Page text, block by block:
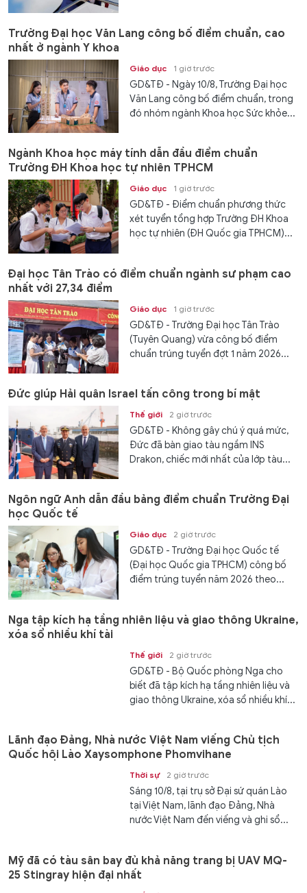
Trường Đại học Văn Lang công bố điểm chuẩn, cao
nhất ở ngành Y khoa
Giáo dục 1 giờ trước
GD&TĐ - Ngày 10/8, Trường Đại học
Văn Lang công bố điểm chuẩn, trong
đó nhóm ngành Khoa học Sức khỏe...
Ngành Khoa học máy tính dẫn đầu điểm chuẩn
Trường ĐH Khoa học tự nhiên TPHCM
Giáo dục 1 giờ trước
GD&TĐ - Điểm chuẩn phương thức
xét tuyển tổng hợp Trường ĐH Khoa
học tự nhiên (ĐH Quốc gia TPHCM)...
Đại học Tân Trào có điểm chuẩn ngành sư phạm cao
nhất với 27,34 điểm
Giáo dục 1 giờ trước
GD&TĐ - Trường Đại học Tân Trào
(Tuyên Quang) vừa công bố điểm
chuẩn trúng tuyển đợt 1 năm 2026...
Đức giúp Hải quân Israel tấn công trong bí mật
Thế giới 2 giờ trước
GD&TĐ - Không gây chú ý quá mức,
Đức đã bàn giao tàu ngầm INS
Drakon, chiếc mới nhất của lớp tàu...
Ngôn ngữ Anh dẫn đầu bảng điểm chuẩn Trường Đại
học Quốc tế
Giáo dục 2 giờ trước
GD&TĐ - Trường Đại học Quốc tế
(Đại học Quốc gia TPHCM) công bố
điểm trúng tuyển năm 2026 theo...
Nga tập kích hạ tầng nhiên liệu và giao thông Ukraine,
xóa sổ nhiều khí tài
Thế giới 2 giờ trước
GD&TĐ - Bộ Quốc phòng Nga cho
biết đã tập kích hạ tầng nhiên liệu và
giao thông Ukraine, xóa sổ nhiều khí...
Lãnh đạo Đảng, Nhà nước Việt Nam viếng Chủ tịch
Quốc hội Lào Xaysomphone Phomvihane
Thời sự 2 giờ trước
Sáng 10/8, tại trụ sở Đại sứ quán Lào
tại Việt Nam, lãnh đạo Đảng, Nhà
nước Việt Nam đến viếng và ghi sổ...
Mỹ đã có tàu sân bay đủ khả năng trang bị UAV MQ-
25 Stingray hiện đại nhất